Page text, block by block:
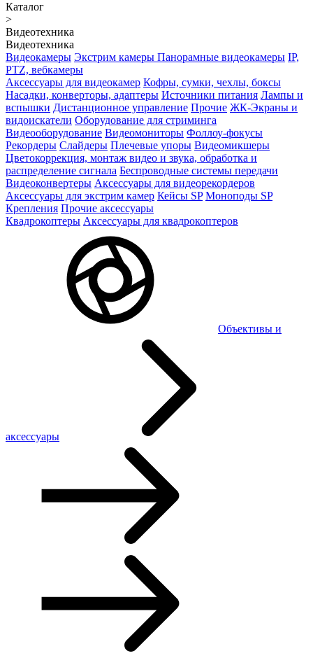
Каталог
>
Видеотехника
Видеотехника
Видеокамеры Экстрим камеры Панорамные видеокамеры IP,
PTZ, вебкамеры
Аксессуары для видеокамер Кофры, сумки, чехлы, боксы
Насадки, конверторы, адаптеры Источники питания Лампы и
вспышки Дистанционное управление Прочие ЖК-Экраны и
видоискатели Оборудование для стриминга
Видеооборудование Видеомониторы Фоллоу-фокусы
Рекордеры Слайдеры Плечевые упоры Видеомикшеры
Цветокоррекция, монтаж видео и звука, обработка и
распределение сигнала Беспроводные системы передачи
Видеоконвертеры Аксессуары для видеорекордеров
Аксессуары для экстрим камер Кейсы SP Моноподы SP
Крепления Прочие аксессуары
Квадрокоптеры Аксессуары для квадрокоптеров
Объективы и
аксессуары